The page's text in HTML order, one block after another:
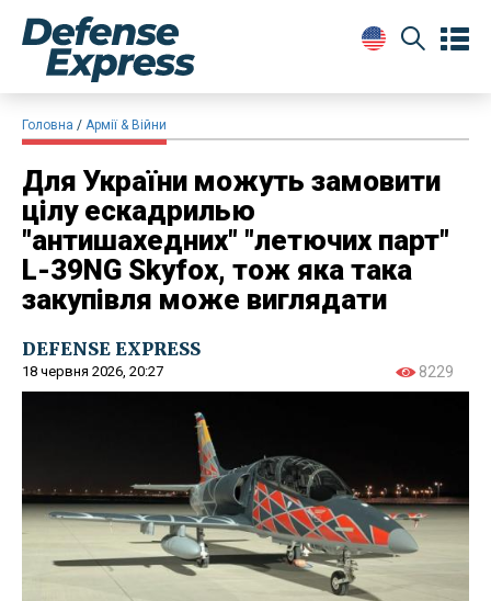
Головна Армії & Війни
Для України можуть замовити
цілу ескадрилью
"антишахедних" "летючих парт"
L-39NG Skyfox, тож яка така
закупівля може виглядати
DEFENSE EXPRESS
18 червня 2026, 20:27 8229